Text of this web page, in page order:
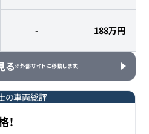
- 188万円
る※外部サイトに移動します。
の車両総評
！